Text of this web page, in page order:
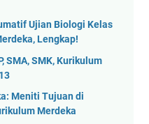
Ujian Biologi Kelas
Lengkap!
SMA, SMK, Kurikulum
Meniti Tujuan di
Merdeka